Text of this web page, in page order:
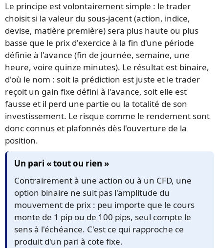
Le principe est volontairement simple : le trader
choisit si la valeur du sous-jacent (action, indice,
devise, matière première) sera plus haute ou plus
basse que le prix d'exercice à la fin d'une période
définie à l'avance (fin de journée, semaine, une
heure, voire quinze minutes). Le résultat est binaire,
d'où le nom : soit la prédiction est juste et le trader
reçoit un gain fixe défini à l'avance, soit elle est
fausse et il perd une partie ou la totalité de son
investissement. Le risque comme le rendement sont
donc connus et plafonnés dès l'ouverture de la
position.
Un pari « tout ou rien »
Contrairement à une action ou à un CFD, une
option binaire ne suit pas l'amplitude du
mouvement de prix : peu importe que le cours
monte de 1 pip ou de 100 pips, seul compte le
sens à l'échéance. C'est ce qui rapproche ce
produit d'un pari à cote fixe.